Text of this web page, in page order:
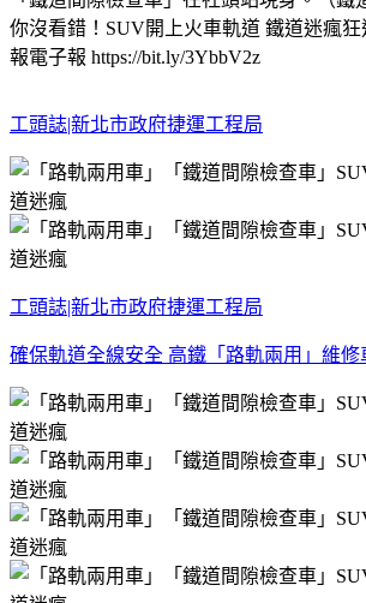
你沒看錯！SUV開上火車軌道 鐵道迷瘋
報電子報 https://bit.ly/3YbbV2z
工頭誌|新北市政府捷運工程局
工頭誌|新北市政府捷運工程局
確保軌道全線安全 高鐵「路軌兩用」維修